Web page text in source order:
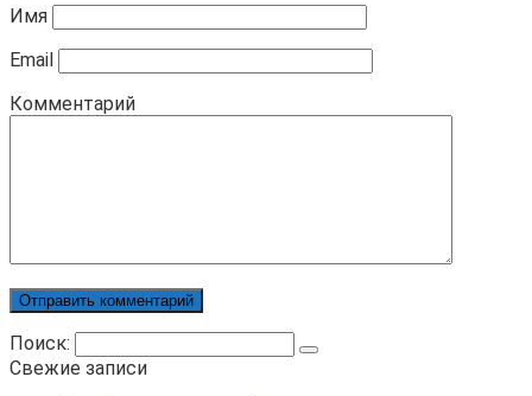
Имя
Email
Комментарий
Поиск:
Свежие записи